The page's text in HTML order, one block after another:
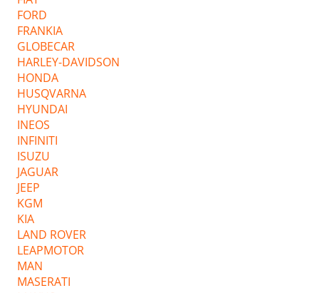
FORD
FRANKIA
GLOBECAR
HARLEY-DAVIDSON
HONDA
HUSQVARNA
HYUNDAI
INEOS
INFINITI
ISUZU
JAGUAR
JEEP
KGM
KIA
LAND ROVER
LEAPMOTOR
MAN
MASERATI